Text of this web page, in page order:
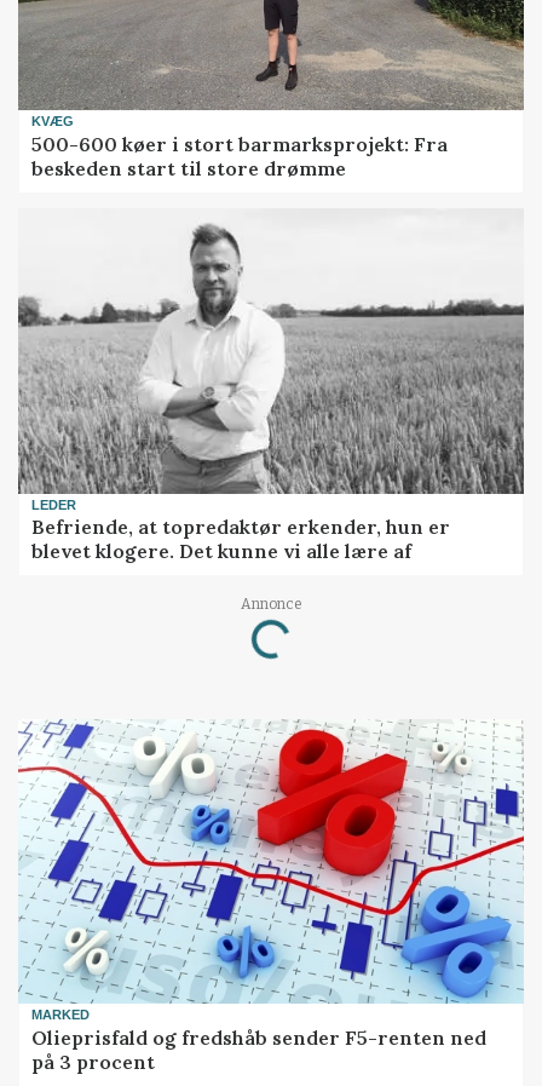
KVÆG
500-600 køer i stort barmarksprojekt: Fra
beskeden start til store drømme
LEDER
Befriende, at topredaktør erkender, hun er
blevet klogere. Det kunne vi alle lære af
Annonce
Loading...
MARKED
Olieprisfald og fredshåb sender F5-renten ned
på 3 procent